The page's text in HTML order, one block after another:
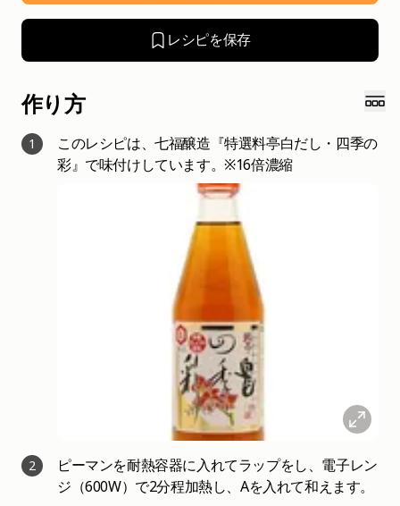
レシピを保存
作り方
1
このレシピは、七福醸造『特選料亭白だし・四季の
彩』で味付けしています。※16倍濃縮
2
ピーマンを耐熱容器に入れてラップをし、電子レン
ジ（600W）で2分程加熱し、Aを入れて和えます。